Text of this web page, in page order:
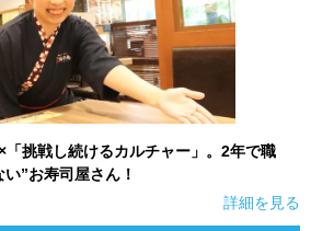
「挑戦し続けるカルチャー」。2年で職
”お寿司屋さん！
詳細を見る